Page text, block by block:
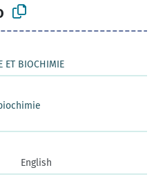
ET BIOCHIMIE
English